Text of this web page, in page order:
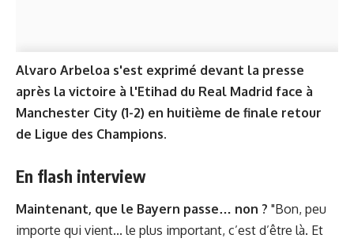
Alvaro Arbeloa s'est exprimé devant la presse
après la victoire à l'Etihad du Real Madrid face à
Manchester City (1-2) en huitième de finale retour
de Ligue des Champions.
En flash interview
Maintenant, que le Bayern passe… non ? "Bon, peu
importe qui vient... le plus important, c’est d’être là. Et